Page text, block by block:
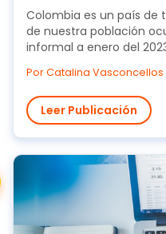
Colombia es un país de
de nuestra población
informal a enero del
Por Catalina Vasconcellos
Leer Publicación